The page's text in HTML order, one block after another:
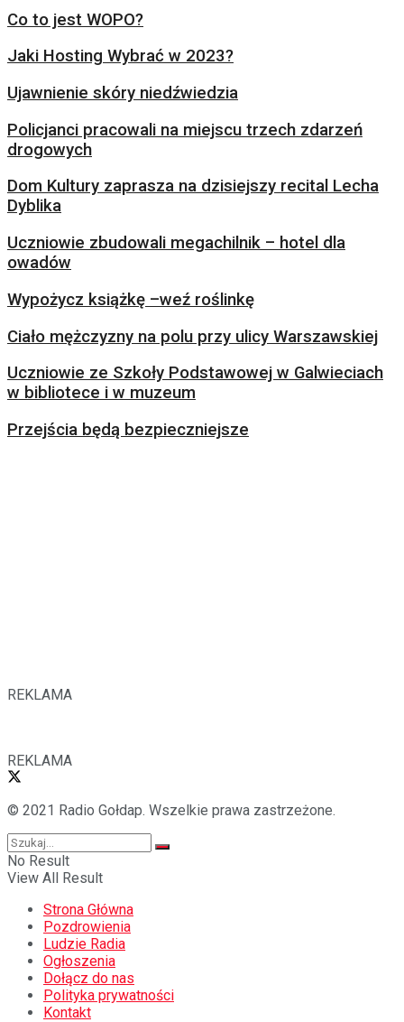
Co to jest WOPO?
Jaki Hosting Wybrać w 2023?
Ujawnienie skóry niedźwiedzia
Policjanci pracowali na miejscu trzech zdarzeń
drogowych
Dom Kultury zaprasza na dzisiejszy recital Lecha
Dyblika
Uczniowie zbudowali megachilnik – hotel dla
owadów
Wypożycz książkę –weź roślinkę
Ciało mężczyzny na polu przy ulicy Warszawskiej
Uczniowie ze Szkoły Podstawowej w Galwieciach
w bibliotece i w muzeum
Przejścia będą bezpieczniejsze
REKLAMA
REKLAMA
© 2021 Radio Gołdap. Wszelkie prawa zastrzeżone.
No Result
View All Result
Strona Główna
Pozdrowienia
Ludzie Radia
Ogłoszenia
Dołącz do nas
Polityka prywatności
Kontakt